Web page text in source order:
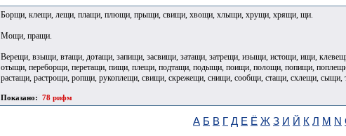
Борщи, клещи, лещи, плащи, плющи, прыщи, свищи, хвощи, хлыщи, хрущи, хрящи, щи.
Мощи, пращи.
Верещи, взыщи, втащи, дотащи, запищи, засвищи, затащи, затрещи, изыщи, истощи, ищи,
отыщи, переборщи, перетащи, пищи, плещи, подтащи, подыщи, поищи, полощи, попищи,
растащи, растрощи, ропщи, рукоплещи, свищи, скрежещи, снищи, сообщи, стащи, схлещи,
Показано: 78 рифм
А Б В Г Д Е Ё Ж З И Й К Л М N